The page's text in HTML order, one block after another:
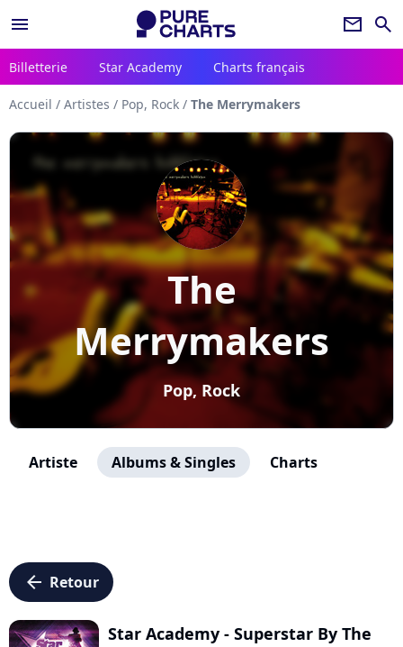
menu newsletter search
Billetterie Star Academy Charts français
Accueil / Artistes / Pop, Rock / The Merrymakers
The
Merrymakers
Pop, Rock
Artiste Albums & Singles Charts
arrow_left Retour
Star Academy - Superstar By The